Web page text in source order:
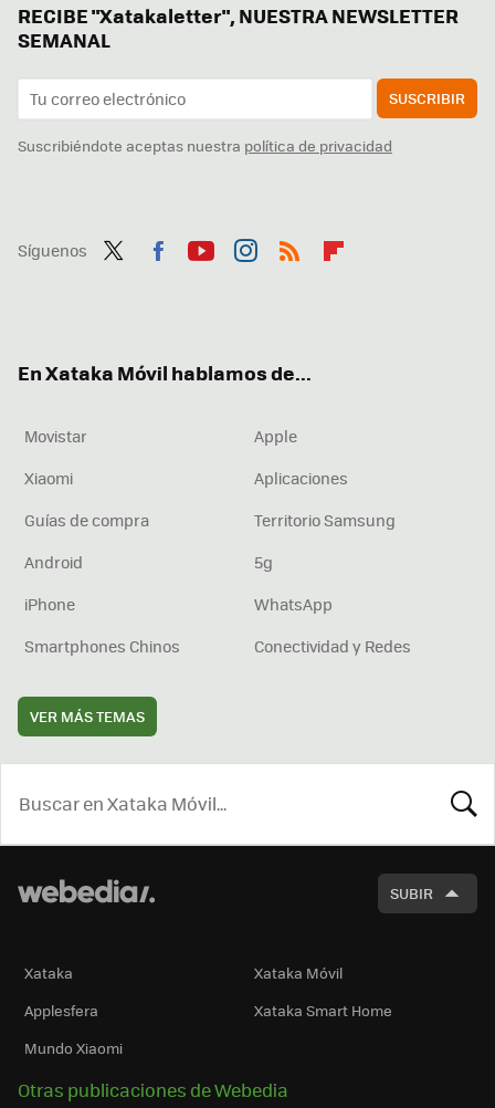
RECIBE "Xatakaletter", NUESTRA NEWSLETTER
SEMANAL
SUSCRIBIR
Suscribiéndote aceptas nuestra política de privacidad
Síguenos
En Xataka Móvil hablamos de...
Movistar
Apple
Xiaomi
Aplicaciones
Guías de compra
Territorio Samsung
Android
5g
iPhone
WhatsApp
Smartphones Chinos
Conectividad y Redes
VER MÁS TEMAS
SUBIR
Xataka
Xataka Móvil
Applesfera
Xataka Smart Home
Mundo Xiaomi
Otras publicaciones de Webedia